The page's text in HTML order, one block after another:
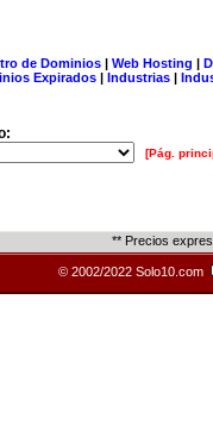
de Dominios| Web Hosting |
Expirados | Industrias |
[Pág.
** Precios
© 2002/2022 Solo10.com